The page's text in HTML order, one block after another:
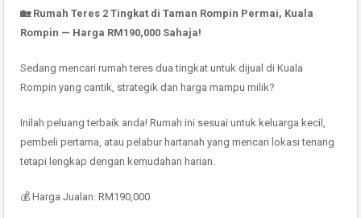
🏡 Rumah Teres 2 Tingkat di Taman Rompin Permai, Kuala
Rompin — Harga RM190,000 Sahaja!
Sedang mencari rumah teres dua tingkat untuk dijual di Kuala
Rompin yang cantik, strategik dan harga mampu milik?
Inilah peluang terbaik anda! Rumah ini sesuai untuk keluarga kecil,
pembeli pertama, atau pelabur hartanah yang mencari lokasi tenang
tetapi lengkap dengan kemudahan harian.
💰 Harga Jualan: RM190,000